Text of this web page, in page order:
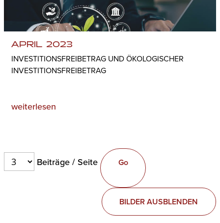
APRIL 2023
INVESTITIONSFREIBETRAG UND ÖKOLOGISCHER
INVESTITIONSFREIBETRAG
weiterlesen
Beiträge / Seite
BILDER AUSBLENDEN